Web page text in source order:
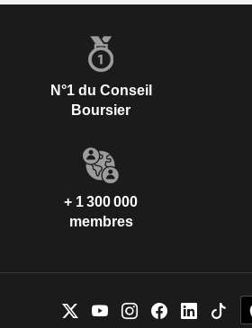
N°1 du Conseil
Boursier
+ 1 300 000
membres